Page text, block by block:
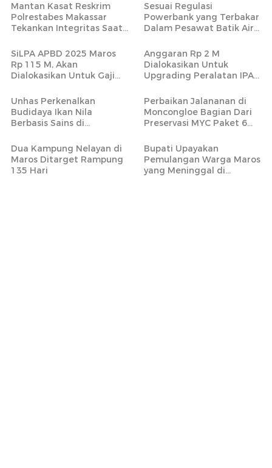
Mantan Kasat Reskrim
Polrestabes Makassar
Tekankan Integritas Saat
Mapolres Maros
Sesuai Regulasi
Powerbank yang Terbakar
Dalam Pesawat Batik Air
Bisa Dibawa
SiLPA APBD 2025 Maros
Rp 115 M, Akan
Dialokasikan Untuk Gaji
Anggaran Rp 2 M
Dialokasikan Untuk
Upgrading Peralatan IPA
Unhas Perkenalkan
Budidaya Ikan Nila
Berbasis Sains di
Perbaikan Jalananan di
Moncongloe Bagian Dari
Preservasi MYC Paket 6
Jalan Strategis
Dua Kampung Nelayan di
Maros Ditarget Rampung
135 Hari
Bupati Upayakan
Pemulangan Warga Maros
yang Meninggal di